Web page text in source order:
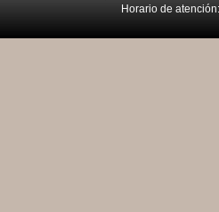
Horario de